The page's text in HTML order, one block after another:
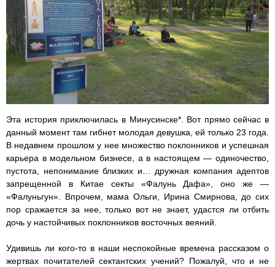
Эта история приключилась в Минусинске*. Вот прямо сейчас в
данный момент там гибнет молодая девушка, ей только 23 года.
В недавнем прошлом у нее множество поклонников и успешная
карьера в модельном бизнесе, а в настоящем — одиночество,
пустота, непонимание близких и… дружная компания адептов
запрещенной в Китае секты «Фалунь Дафа», оно же —
«Фалуньгун». Впрочем, мама Ольги, Ирина Смирнова, до сих
пор сражается за нее, только вот не знает, удастся ли отбить
дочь у настойчивых поклонников восточных веяний.
Удивишь ли кого-то в наши неспокойные времена рассказом о
жертвах почитателей сектантских учений? Пожалуй, что и не